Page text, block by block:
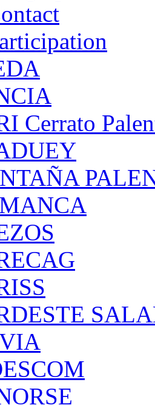
Cerrato